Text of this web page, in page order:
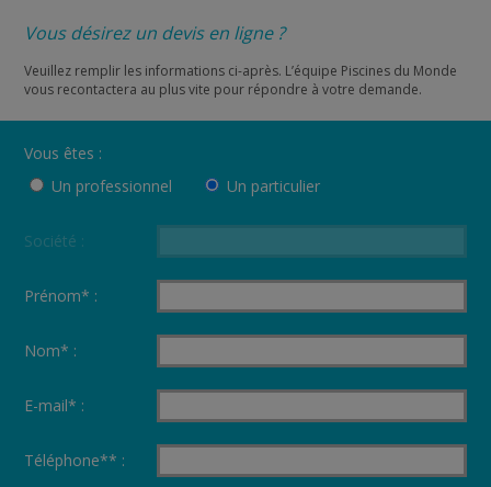
Vous désirez un devis en ligne ?
Veuillez remplir les informations ci-après. L’équipe Piscines du Monde
vous recontactera au plus vite pour répondre à votre demande.
Vous êtes :
Un professionnel
Un particulier
Société :
Prénom* :
Nom* :
E-mail* :
Téléphone** :